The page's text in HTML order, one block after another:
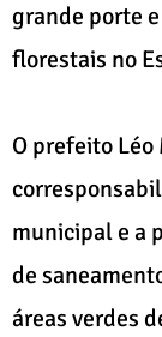
grande porte
florestais no
O prefeito Léo
municipal e a
de
áreas verdes